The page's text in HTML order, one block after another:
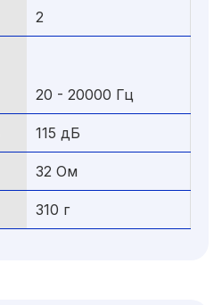
2
20 - 20000 Гц
115 дБ
32 Ом
310 г